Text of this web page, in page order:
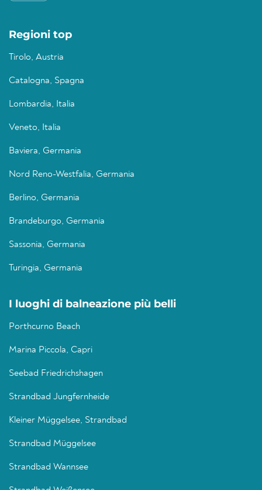
Regioni top
Tirolo, Austria
Catalogna, Spagna
Lombardia, Italia
Veneto, Italia
Baviera, Germania
Nord Reno-Westfalia, Germania
Berlino, Germania
Brandeburgo, Germania
Sassonia, Germania
Turingia, Germania
I luoghi di balneazione più belli
Porthcurno Beach
Marina Piccola, Capri
Seebad Friedrichshagen
Strandbad Jungfernheide
Kleiner Müggelsee, Strandbad
Strandbad Müggelsee
Strandbad Wannsee